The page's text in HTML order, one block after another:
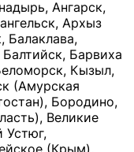
Ангарск,
Архыз
Балаклава,
Барвиха
Кызыл,
(Амурская
Бородино,
Великие
Устюг,
(Крым),